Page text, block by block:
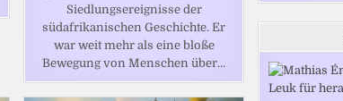
Siedlungsereignisse der
südafrikanischen Geschichte. Er
war weit mehr als eine bloße
Bewegung von Menschen über…